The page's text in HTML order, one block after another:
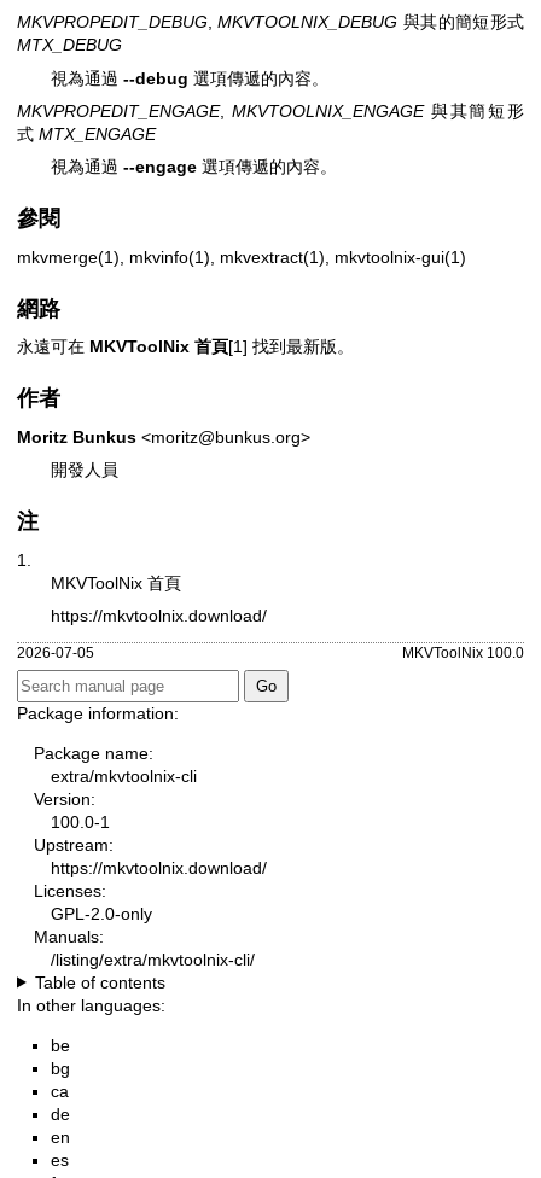
MKVPROPEDIT_DEBUG ,MKVTOOLNIX_DEBUG 與其的簡短形式
MTX_DEBUG
視為通過 --debug 選項傳遞的內容。
MKVPROPEDIT_ENGAGE, MKVTOOLNIX_ENGAGE與其簡短形
式 MTX_ENGAGE
視為通過 --engage 選項傳遞的內容。
參閱
mkvmerge(1) mkvinfo(1) mkvextract(1) mkvtoolnix-gui(1)
網路
永遠可在 MKVToolNix 首頁[1] 找到最新版。
作者
Moritz Bunkus <moritz@bunkus.org>
開發人員
注
1.
MKVToolNix 首頁
https://mkvtoolnix.download/
2026-07-05 MKVToolNix 100.0
Package information:
Package name:
extra/mkvtoolnix-cli
Version:
100.0-1
Upstream:
https://mkvtoolnix.download/
Licenses:
GPL-2.0-only
Manuals:
/listing/extra/mkvtoolnix-cli/
Table of contents
In other languages:
be
bg
ca
de
en
es